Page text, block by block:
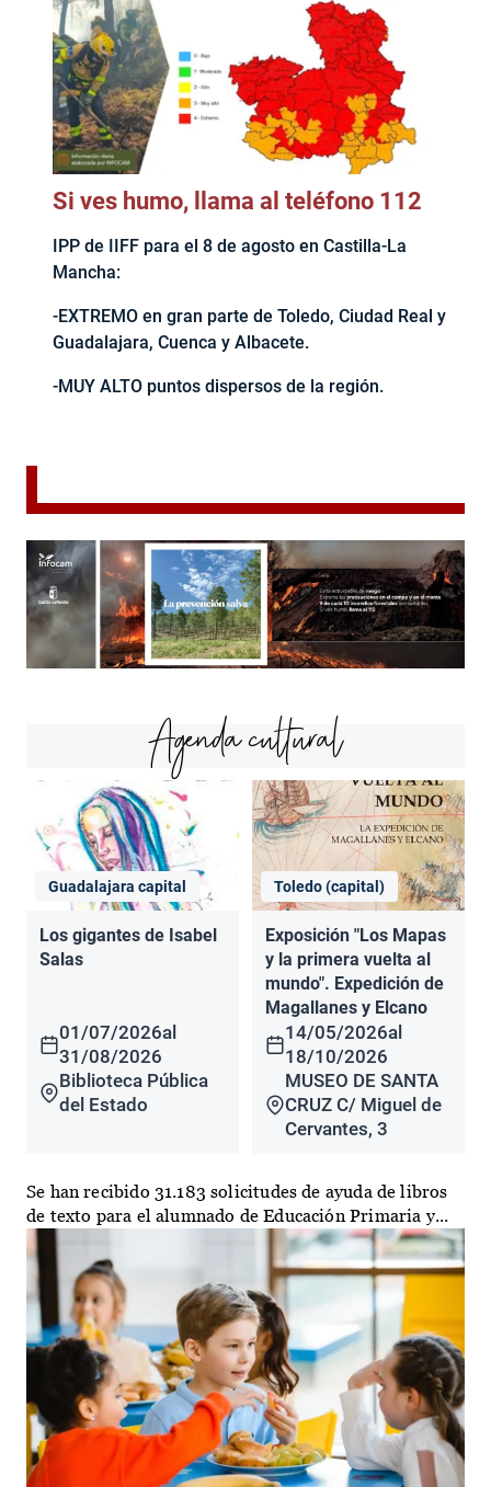
Si ves humo, llama al teléfono 112
IPP de IIFF para el 8 de agosto en Castilla-La
Mancha:
-EXTREMO en gran parte de Toledo, Ciudad Real y
Guadalajara, Cuenca y Albacete.
-MUY ALTO puntos dispersos de la región.
Agenda cultural
Guadalajara capital
Los gigantes de Isabel
Salas
01/07/2026al
31/08/2026
Biblioteca Pública
del Estado
Toledo (capital)
Exposición "Los Mapas
y la primera vuelta al
mundo". Expedición de
Magallanes y Elcano
14/05/2026al
18/10/2026
MUSEO DE SANTA
CRUZ C/ Miguel de
Cervantes, 3
Se han recibido 31.183 solicitudes de ayuda de libros
de texto para el alumnado de Educación Primaria y...